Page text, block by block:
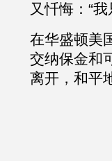
又忏悔：“我
在华盛顿美
交纳保金和
离开，和平